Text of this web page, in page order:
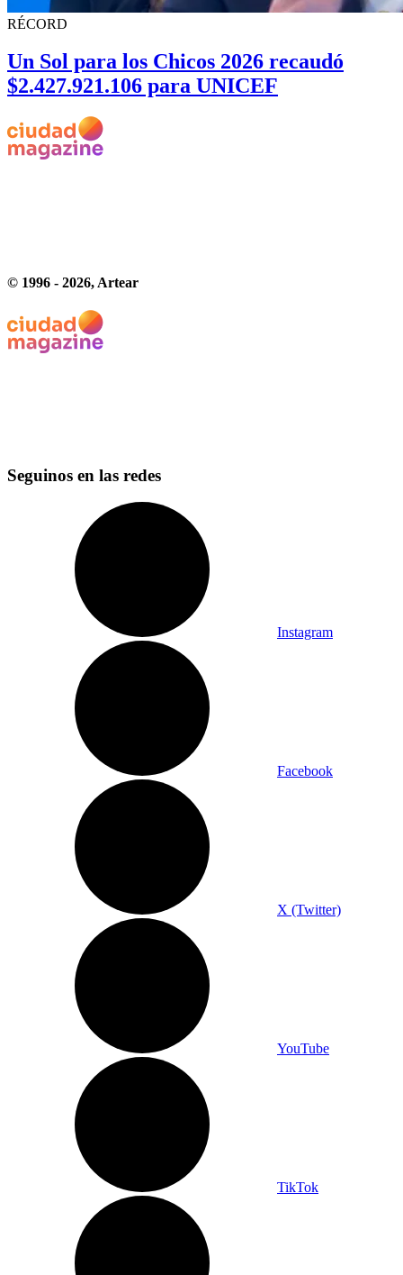
RÉCORD
Un Sol para los Chicos 2026 recaudó
$2.427.921.106 para UNICEF
© 1996 - 2026, Artear
Seguinos en las redes
Instagram
Facebook
X (Twitter)
YouTube
TikTok